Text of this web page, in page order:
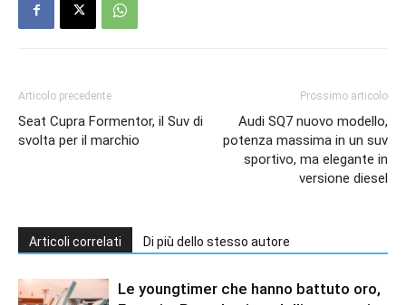
Articolo precedente
Seat Cupra Formentor, il Suv di
svolta per il marchio
Prossimo articolo
Audi SQ7 nuovo modello,
potenza massima in un suv
sportivo, ma elegante in
versione diesel
Articoli correlati Di più dello stesso autore
Le youngtimer che hanno battuto oro,